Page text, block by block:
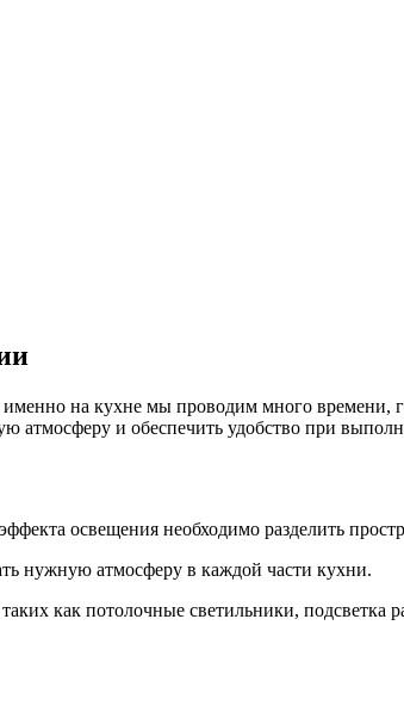
на кухне мы проводим много времени,
и обеспечить удобство при
освещения необходимо разделить
нужную атмосферу в каждой части кухни.
как потолочные светильники, подсветка